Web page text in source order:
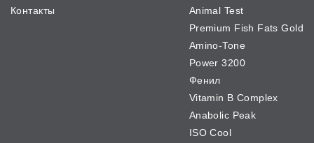
Контакты
Animal Test
Premium Fish Fats Gold
Amino-Tone
Power 3200
Фенил
Vitamin B Complex
Anabolic Peak
ISO Cool